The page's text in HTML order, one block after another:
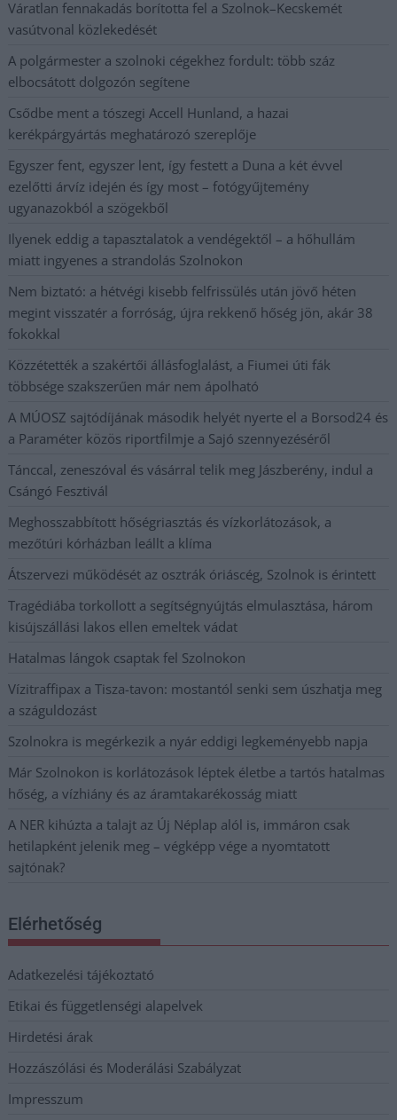
Váratlan fennakadás borította fel a Szolnok–Kecskemét
vasútvonal közlekedését
A polgármester a szolnoki cégekhez fordult: több száz
elbocsátott dolgozón segítene
Csődbe ment a tószegi Accell Hunland, a hazai
kerékpárgyártás meghatározó szereplője
Egyszer fent, egyszer lent, így festett a Duna a két évvel
ezelőtti árvíz idején és így most – fotógyűjtemény
ugyanazokból a szögekből
Ilyenek eddig a tapasztalatok a vendégektől – a hőhullám
miatt ingyenes a strandolás Szolnokon
Nem biztató: a hétvégi kisebb felfrissülés után jövő héten
megint visszatér a forróság, újra rekkenő hőség jön, akár 38
fokokkal
Közzétették a szakértői állásfoglalást, a Fiumei úti fák
többsége szakszerűen már nem ápolható
A MÚOSZ sajtódíjának második helyét nyerte el a Borsod24 és
a Paraméter közös riportfilmje a Sajó szennyezéséről
Tánccal, zeneszóval és vásárral telik meg Jászberény, indul a
Csángó Fesztivál
Meghosszabbított hőségriasztás és vízkorlátozások, a
mezőtúri kórházban leállt a klíma
Átszervezi működését az osztrák óriáscég, Szolnok is érintett
Tragédiába torkollott a segítségnyújtás elmulasztása, három
kisújszállási lakos ellen emeltek vádat
Hatalmas lángok csaptak fel Szolnokon
Vízitraffipax a Tisza-tavon: mostantól senki sem úszhatja meg
a száguldozást
Szolnokra is megérkezik a nyár eddigi legkeményebb napja
Már Szolnokon is korlátozások léptek életbe a tartós hatalmas
hőség, a vízhiány és az áramtakarékosság miatt
A NER kihúzta a talajt az Új Néplap alól is, immáron csak
hetilapként jelenik meg – végképp vége a nyomtatott
sajtónak?
Elérhetőség
Adatkezelési tájékoztató
Etikai és függetlenségi alapelvek
Hirdetési árak
Hozzászólási és Moderálási Szabályzat
Impresszum